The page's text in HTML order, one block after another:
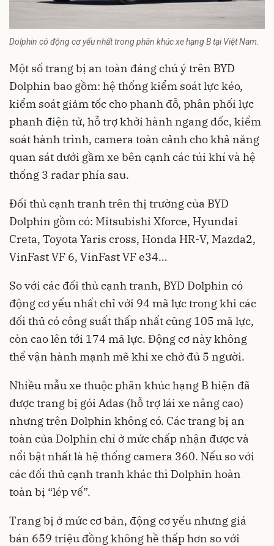
Dolphin có động cơ yếu nhất trong phân khúc xe hạng B tại Việt Nam.
Một số trang bị an toàn đáng chú ý trên BYD
Dolphin bao gồm: hệ thống kiểm soát lực kéo,
kiểm soát giảm tốc cho phanh đỗ, phân phối lực
phanh điện tử, hỗ trợ khởi hành ngang dốc, kiểm
soát hành trình, camera toàn cảnh cho khả năng
quan sát dưới gầm xe bên cạnh các túi khí và hệ
thống 3 radar phía sau.
Đối thủ cạnh tranh trên thị trường của BYD
Dolphin gồm có: Mitsubishi Xforce, Hyundai
Creta, Toyota Yaris cross, Honda HR-V, Mazda2,
VinFast VF 6, VinFast VF e34…
So với các đối thủ cạnh tranh, BYD Dolphin có
động cơ yếu nhất chỉ với 94 mã lực trong khi các
đối thủ có công suất thấp nhất cũng 105 mã lực,
còn cao lên tới 174 mã lực. Động cơ này không
thể vận hành mạnh mẽ khi xe chở đủ 5 người.
Nhiều mẫu xe thuộc phân khúc hạng B hiện đã
được trang bị gói Adas (hỗ trợ lái xe nâng cao)
nhưng trên Dolphin không có. Các trang bị an
toàn của Dolphin chỉ ở mức chấp nhận được và
nổi bật nhất là hệ thống camera 360. Nếu so với
các đối thủ cạnh tranh khác thì Dolphin hoàn
toàn bị “lép vế”.
Trang bị ở mức cơ bản, động cơ yếu nhưng giá
bán 659 triệu đồng không hề thấp hơn so với